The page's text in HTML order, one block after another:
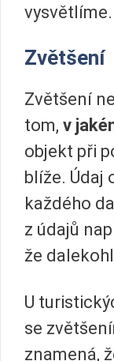
vysvětlíme.
Zvětšení
Zvětšení
tom, v
objekt při
blíže. Údaj
každého
z údajů
že
U
se
znamená,